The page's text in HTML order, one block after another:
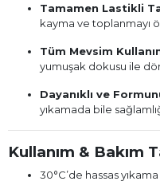
Tamamen Lastikli
kayma ve toplanmayı
Tüm Mevsim
yumuşak dokusu ile
Dayanıklı ve
yıkamada bile
Kullanım & Bakım
30°C’de hassas